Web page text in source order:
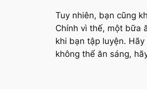
Tuy nhiên, bạn cũng
Chính vì thế, một bữa
khi bạn tập luyện.
không thể ăn sáng,